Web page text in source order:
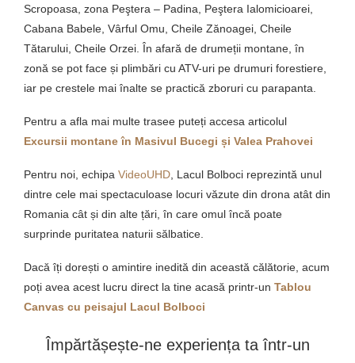
Scropoasa, zona Peştera – Padina, Peştera Ialomicioarei,
Cabana Babele, Vârful Omu, Cheile Zănoagei, Cheile
Tătarului, Cheile Orzei. În afară de drumeții montane, în
zonă se pot face și plimbări cu ATV-uri pe drumuri forestiere,
iar pe crestele mai înalte se practică zboruri cu parapanta.
Pentru a afla mai multe trasee puteți accesa articolul
Excursii montane în Masivul Bucegi și Valea Prahovei
Pentru noi, echipa VideoUHD , Lacul Bolboci reprezintă unul
dintre cele mai spectaculoase locuri văzute din drona atât din
Romania cât și din alte țări, în care omul încă poate
surprinde puritatea naturii sălbatice.
Dacă îți dorești o amintire inedită din această călătorie, acum
poți avea acest lucru direct la tine acasă printr-un Tablou
Canvas cu peisajul Lacul Bolboci
Împărtășește-ne experiența ta într-un